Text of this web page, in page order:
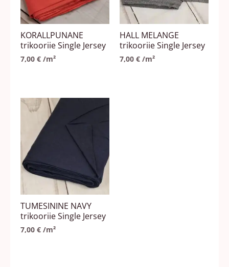
KORALLPUNANE
trikooriie Single Jersey
7,00 € /m²
HALL MELANGE
trikooriie Single Jersey
7,00 € /m²
TUMESININE NAVY
trikooriie Single Jersey
7,00 € /m²